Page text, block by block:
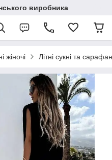
виробника
жіночі Літні сукні та